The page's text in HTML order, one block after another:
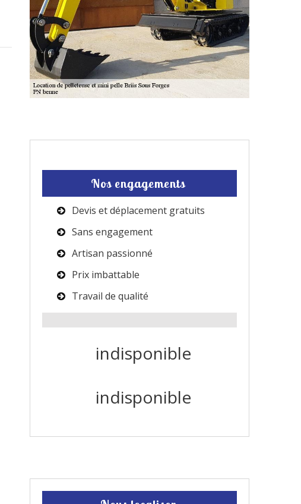
Nos engagements
Devis et déplacement gratuits
Sans engagement
Artisan passionné
Prix imbattable
Travail de qualité
indisponible
indisponible